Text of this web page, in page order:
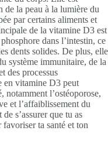
de la peau à la lumière du
par certains aliments et
de la vitamine D3 est
dans l’intestin, ce
dents solides. De plus, elle
système immunitaire, de la
des processus
en vitamine D3 peut
notamment l’ostéoporose,
et l’affaiblissement du
s’assurer que tu as
ta santé et ton